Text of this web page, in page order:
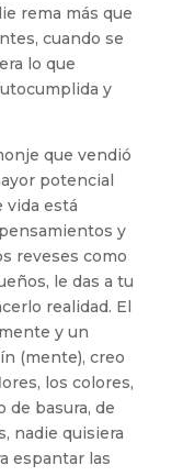
rema más que
cuando se
lo que
y
que vendió
potencial
vida está
y
reveses como
le das a tu
realidad. El
y un
(mente), creo
los colores,
de basura, de
nadie quisiera
espantar las